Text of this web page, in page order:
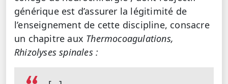
générique est d’assurer la légitimité de
l’enseignement de cette discipline, consacre
un chapitre aux Thermocoagulations,
Rhizolyses spinales :